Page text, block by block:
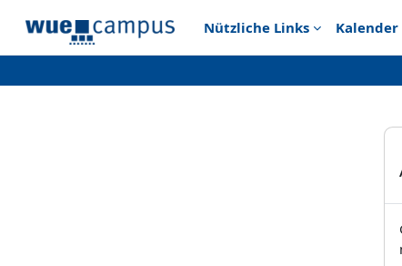
Nützliche Links
Kalender